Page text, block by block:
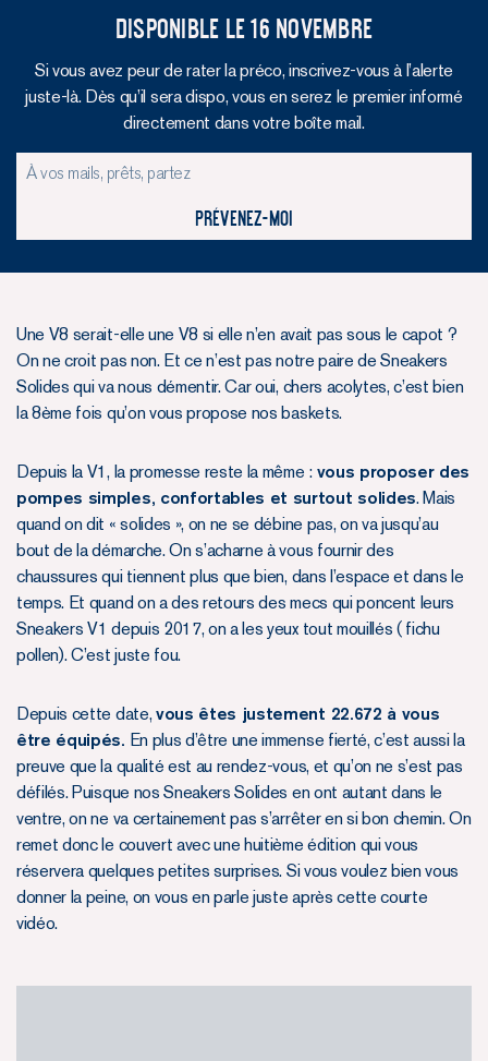
Disponible le 16 novembre
Si vous avez peur de rater la préco, inscrivez-vous à l’alerte
juste-là. Dès qu’il sera dispo, vous en serez le premier informé
directement dans votre boîte mail.
Prévenez-moi
Une V8 serait-elle une V8 si elle n’en avait pas sous le capot ?
On ne croit pas non. Et ce n’est pas notre paire de Sneakers
Solides qui va nous démentir. Car oui, chers acolytes, c’est bien
la 8ème fois qu’on vous propose nos baskets.
Depuis la V1, la promesse reste la même : vous proposer des
pompes simples, confortables et surtout solides. Mais
quand on dit « solides », on ne se débine pas, on va jusqu’au
bout de la démarche. On s’acharne à vous fournir des
chaussures qui tiennent plus que bien, dans l’espace et dans le
temps. Et quand on a des retours des mecs qui poncent leurs
Sneakers V1 depuis 2017, on a les yeux tout mouillés ( fichu
pollen). C’est juste fou.
Depuis cette date, vous êtes justement 22.672 à vous
être équipés. En plus d’être une immense fierté, c’est aussi la
preuve que la qualité est au rendez-vous, et qu’on ne s’est pas
défilés. Puisque nos Sneakers Solides en ont autant dans le
ventre, on ne va certainement pas s’arrêter en si bon chemin. On
remet donc le couvert avec une huitième édition qui vous
réservera quelques petites surprises. Si vous voulez bien vous
donner la peine, on vous en parle juste après cette courte
vidéo.